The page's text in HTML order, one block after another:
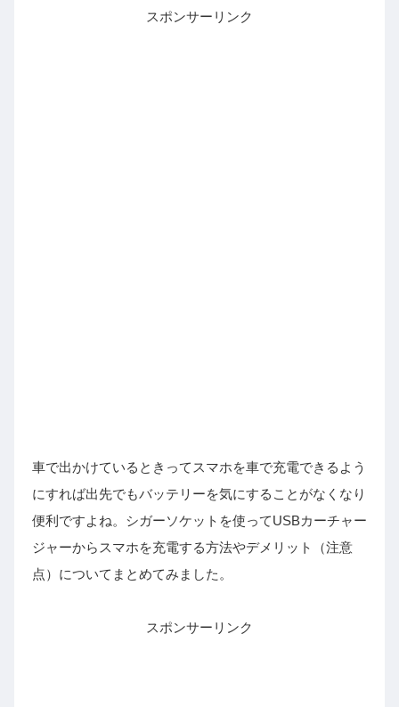
スポンサーリンク
車で出かけているときってスマホを車で充電できるよう
にすれば出先でもバッテリーを気にすることがなくなり
便利ですよね。シガーソケットを使ってUSBカーチャー
ジャーからスマホを充電する方法やデメリット（注意
点）についてまとめてみました。
スポンサーリンク